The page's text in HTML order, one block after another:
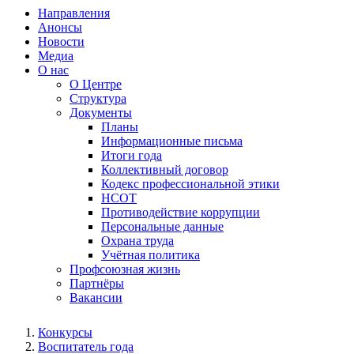
Направления
Анонсы
Новости
Медиа
О нас
О Центре
Структура
Документы
Планы
Информационные письма
Итоги года
Коллективный договор
Кодекс профессиональной этики
НСОТ
Противодействие коррупции
Персональные данные
Охрана труда
Учётная политика
Профсоюзная жизнь
Партнёры
Вакансии
Конкурсы
Воспитатель года